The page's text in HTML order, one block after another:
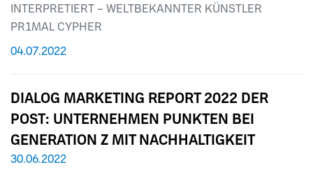
INTERPRETIERT – WELTBEKANNTER KÜNSTLER
PR1MAL CYPHER
04.07.2022
DIALOG MARKETING REPORT 2022 DER
POST: UNTERNEHMEN PUNKTEN BEI
GENERATION Z MIT NACHHALTIGKEIT
30.06.2022